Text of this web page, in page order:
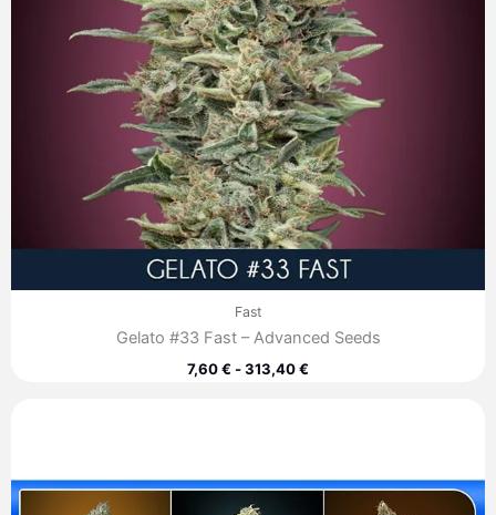
Fast
Gelato #33 Fast – Advanced Seeds
7,60€-313,40€